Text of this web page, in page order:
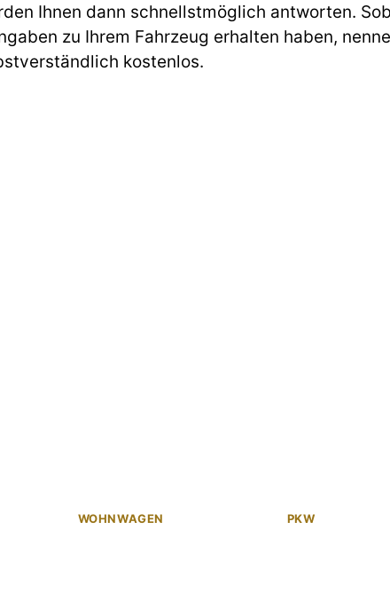
Ihnen dann schnellstmöglich antworten.
zu Ihrem Fahrzeug erhalten haben,
kostenlos.
WOHNWAGEN PKW